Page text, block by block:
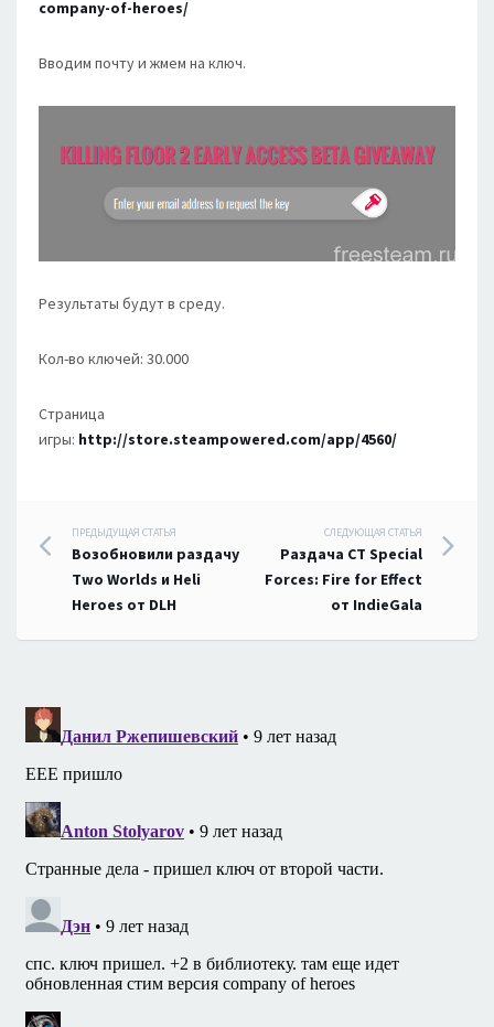
company-of-heroes/
Вводим почту и жмем на ключ.
Результаты будут в среду.
Кол-во ключей: 30.000
Страница
игры: http://store.steampowered.com/app/4560/
Навигация
по
записям
ПРЕДЫДУЩАЯ СТАТЬЯ
Возобновили раздачу
Two Worlds и Heli
Heroes от DLH
СЛЕДУЮЩАЯ СТАТЬЯ
Раздача CT Special
Forces: Fire for Effect
от IndieGala